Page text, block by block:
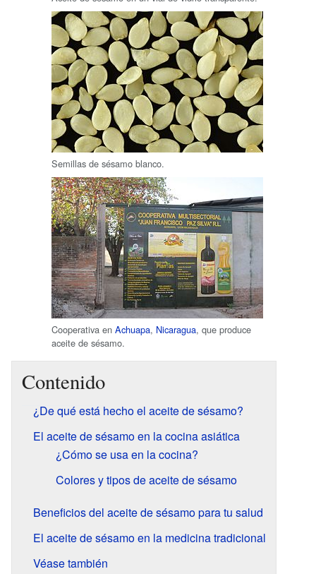
Semillas de sésamo blanco.
Cooperativa en Achuapa, Nicaragua, que produce
aceite de sésamo.
Contenido
¿De qué está hecho el aceite de sésamo?
El aceite de sésamo en la cocina asiática
¿Cómo se usa en la cocina?
Colores y tipos de aceite de sésamo
Beneficios del aceite de sésamo para tu salud
El aceite de sésamo en la medicina tradicional
Véase también